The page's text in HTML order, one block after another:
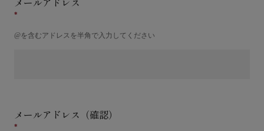
@を含むアドレスを半角で入力してください
メールアドレス（確認）